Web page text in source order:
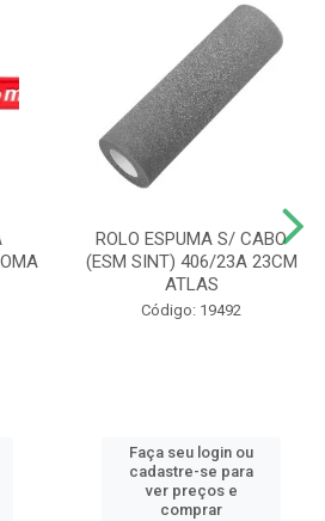
ROLO ESPUMA S/ CABO
(ESM SINT) 406/23A 23CM
ATLAS
Código: 19492
Faça seu login ou
cadastre-se para
ver preços e
comprar